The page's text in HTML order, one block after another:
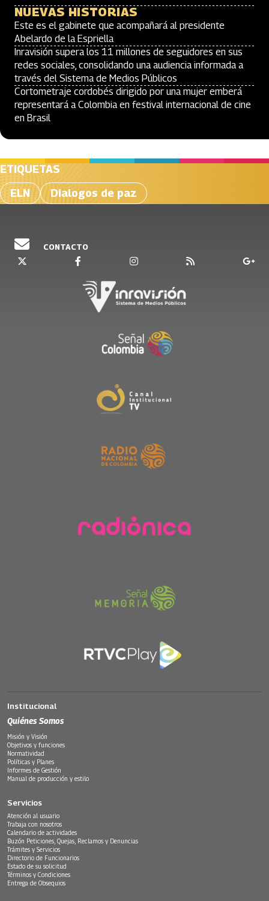
NUEVAS HISTORIAS
Este es el gabinete que acompañará al presidente
Abelardo de la Espriella
Inravisión supera los 11 millones de seguidores en sus
redes sociales, consolidando una audiencia informada a
través del Sistema de Medios Públicos
Cortometraje cordobés dirigido por una mujer emberá
representará a Colombia en festival internacional de cine
en Brasil
ETIQUETAS
ELN
Dialogos de paz
CONTACTO
Institucional
Quiénes Somos
Misión y Visión
Objetivos y funciones
Normatividad
Políticas y Planes
Informes de Gestión
Manual de producción y estilo
Servicios
Atención al usuario
Trabaja con nosotros
Calendario de actividades
Buzón Peticiones, Quejas, Reclamos y Denuncias
Trámites y Servicios
Directorio de Funcionarios
Estado de su solicitud
Términos y Condiciones
Entrega de Obsequios